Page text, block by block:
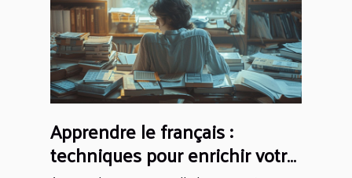
Apprendre le français :
techniques pour enrichir votre